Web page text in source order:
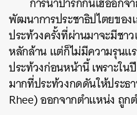
พัฒนาการประชาธิปไตยของ
ประท้วงครั้งที่ผ่านมาจะมีชา
หลักล้าน แต่ก็ไม่มีความรุนแร
ประท้วงก่อนหน้านี้ เพราะใน
มากที่ประท้วงกดดันให้ประธ
Rhee) ออกจากตำแหน่ง ถูก